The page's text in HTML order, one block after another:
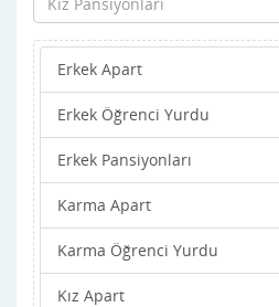
Erkek Apart
Erkek Öğrenci Yurdu
Erkek Pansiyonları
Karma Apart
Karma Öğrenci Yurdu
Kız Apart